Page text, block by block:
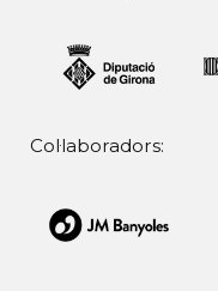
Col·laboradors: